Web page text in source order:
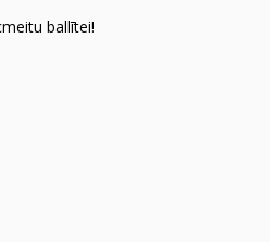
ballītei!